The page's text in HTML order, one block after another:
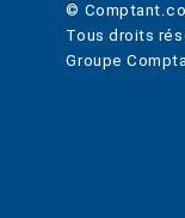
©
Tous droits
Groupe